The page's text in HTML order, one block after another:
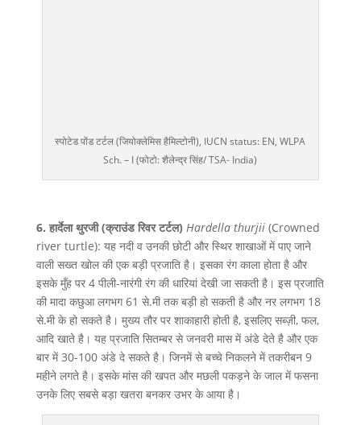
स्पोटेड पोंड टर्टल (जियोक्लेमिस हैमिल्टोनी), IUCN status: EN, WLPA
Sch. – I (फोटो: शैलेन्द्र सिंह/ TSA- India)
6. हार्देला थुरजी (क्राउंड रिवर टर्टल) Hardella thurjii(Crowned
river turtle): यह नदी व उनकी छोटी और स्थिर शाखाओं में पाए जाने
वाली सख्त खोल की एक बड़ी प्रजाति है। इसका रंग काला होता है और
इसके मुँह पर 4 पीली-नारंगी रंग की धारियां देखी जा सकती है। इस प्रजाति
की मादा कछुआ लगभग 61 से.मी तक बड़ी हो सकती है और नर लगभग 18
से.मी के हो सकते है। मुख्य तौर पर शाकाहारी होती है, इसलिए सब्ज़ी, फल,
आदि खाते है। यह प्रजाति सितम्बर से जनवरी मास में अंडे देते है और एक
बार में 30-100 अंडे दे सकते है। जिनमें से बच्चे निकलने में तकरीबन 9
महीने लगते है। इसके मांस की खपत और मछली पकड़ने के जाल में फसना
उनके लिए सबसे बड़ा खतरा बनकर उभर के आया है।